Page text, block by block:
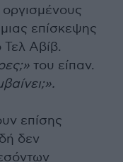
οργισμένους
επίσκεψης
Τελ Αβίβ.
του είπαν.
επίσης
δεν